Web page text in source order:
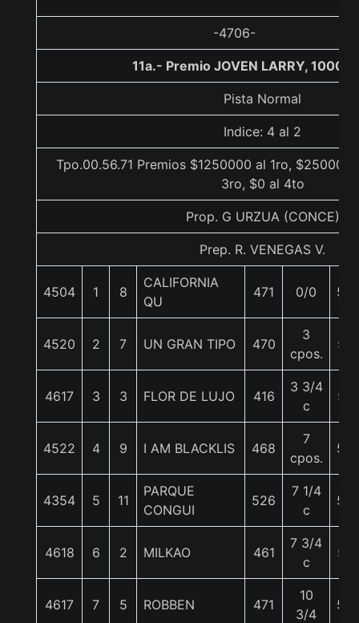
-4706-
11a.- Premio JOVEN LARRY, 1000
Pista Normal
Indice: 4 al 2
Tpo.00.56.71 Premios $1250000 al 1ro, $250000
3ro, $0 al 4to
Prop. G URZUA (CONCE)
Prep. R. VENEGAS V.
4504 1 8
CALIFORNIA
QU
471 0/0 55
4520 2 7 UN GRAN TIPO 470
3
cpos.
57
4617 3 3 FLOR DE LUJO 416
3 3/4
c
57
4522 4 9 I AM BLACKLIS 468
7
cpos.
56
4354 5 11
PARQUE
CONGUI
526
7 1/4
c
56
4618 6 2 MILKAO 461
7 3/4
c
57
4617 7 5 ROBBEN 471
10
3/4
55